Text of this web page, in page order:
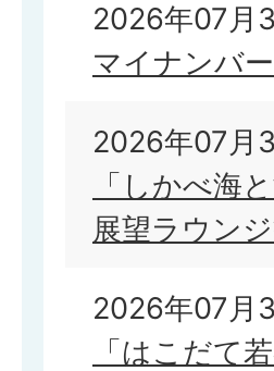
2026年07月
マイナンバ
2026年07月
「しかべ海
展望ラウン
2026年07月
「はこだて